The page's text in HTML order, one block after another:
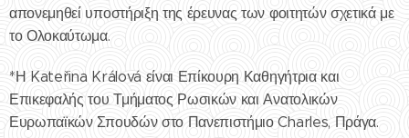
απονεμηθεί υποστήριξη της έρευνας των φοιτητών σχετικά με
το Ολοκαύτωμα.
*Η Kateřina Králová είναι Επίκουρη Καθηγήτρια και
Επικεφαλής του Τμήματος Ρωσικών και Ανατολικών
Ευρωπαϊκών Σπουδών στο Πανεπιστήμιο Charles, Πράγα.